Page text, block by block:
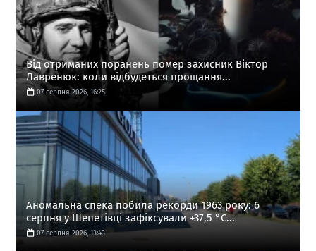
Від отриманих поранень помер захисник Віктор
Лавренюк: коли відбудеться прощання...
07 серпня 2026, 16:25
Аномальна спека побила рекорди 1963 року: 6
серпня у Шепетівці зафіксували +37,5 °C...
07 серпня 2026, 13:43